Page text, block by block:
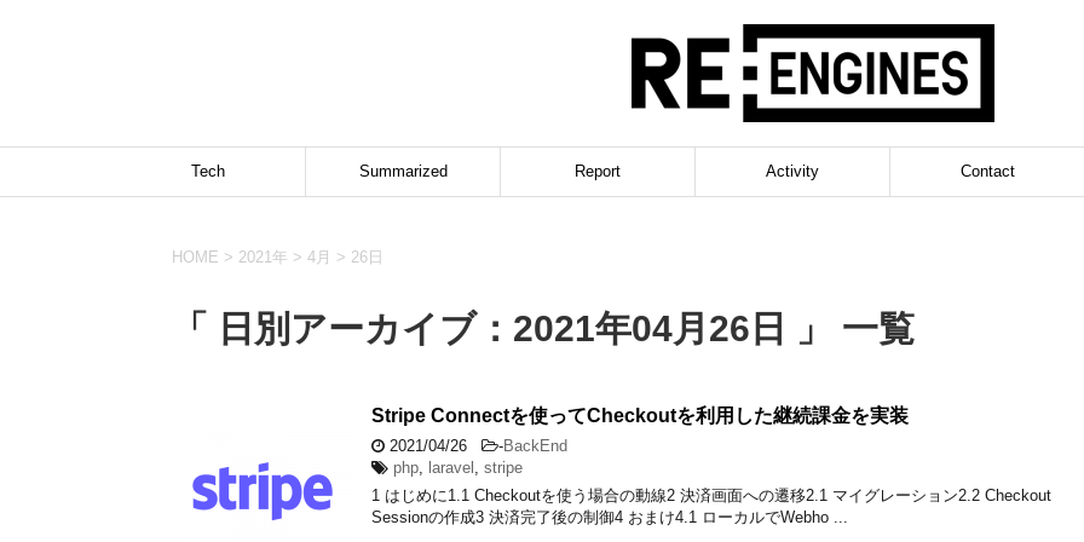
Tech Summarized Report Activity Contact
HOME > 2021年 > 4月 > 26日
「 日別アーカイブ：2021年04月26日 」 一覧
Stripe Connectを使ってCheckoutを利用した継続課金を実装
2021/04/26 -BackEnd
php, laravel , stripe
1 はじめに1.1 Checkoutを使う場合の動線2 決済画面への遷移2.1 マイグレーション2.2 Checkout
Sessionの作成3 決済完了後の制御4 おまけ4.1 ローカルでWebho ...